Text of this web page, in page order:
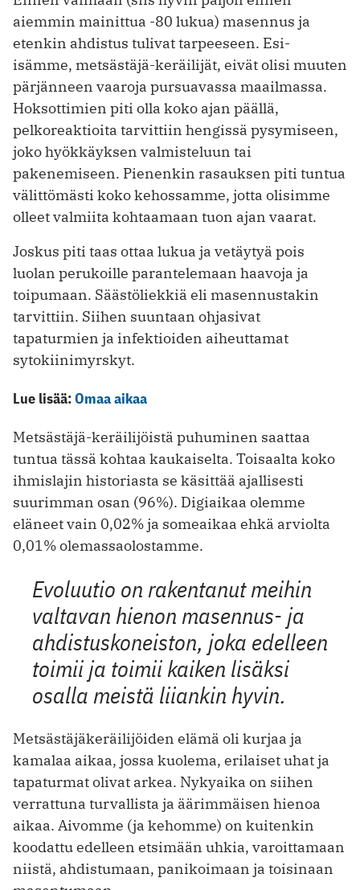
aiemmin mainittua -80 lukua) masennus ja
etenkin ahdistus tulivat tarpeeseen. Esi-
isämme, metsästäjä-keräilijät, eivät olisi muuten
pärjänneen vaaroja pursuavassa maailmassa.
Hoksottimien piti olla koko ajan päällä,
pelkoreaktioita tarvittiin hengissä pysymiseen,
joko hyökkäyksen valmisteluun tai
pakenemiseen. Pienenkin rasauksen piti tuntua
välittömästi koko kehossamme, jotta olisimme
olleet valmiita kohtaamaan tuon ajan vaarat.
Joskus piti taas ottaa lukua ja vetäytyä pois
luolan perukoille parantelemaan haavoja ja
toipumaan. Säästöliekkiä eli masennustakin
tarvittiin. Siihen suuntaan ohjasivat
tapaturmien ja infektioiden aiheuttamat
sytokiinimyrskyt.
Lue lisää:Omaa aikaa
Metsästäjä-keräilijöistä puhuminen saattaa
tuntua tässä kohtaa kaukaiselta. Toisaalta koko
ihmislajin historiasta se käsittää ajallisesti
suurimman osan (96%). Digiaikaa olemme
eläneet vain 0,02% ja someaikaa ehkä arviolta
0,01% olemassaolostamme.
Evoluutio on rakentanut meihin
valtavan hienon masennus- ja
ahdistuskoneiston, joka edelleen
toimii ja toimii kaiken lisäksi
osalla meistä liiankin hyvin.
Metsästäjäkeräilijöiden elämä oli kurjaa ja
kamalaa aikaa, jossa kuolema, erilaiset uhat ja
tapaturmat olivat arkea. Nykyaika on siihen
verrattuna turvallista ja äärimmäisen hienoa
aikaa. Aivomme (ja kehomme) on kuitenkin
koodattu edelleen etsimään uhkia, varoittamaan
niistä, ahdistumaan, panikoimaan ja toisinaan